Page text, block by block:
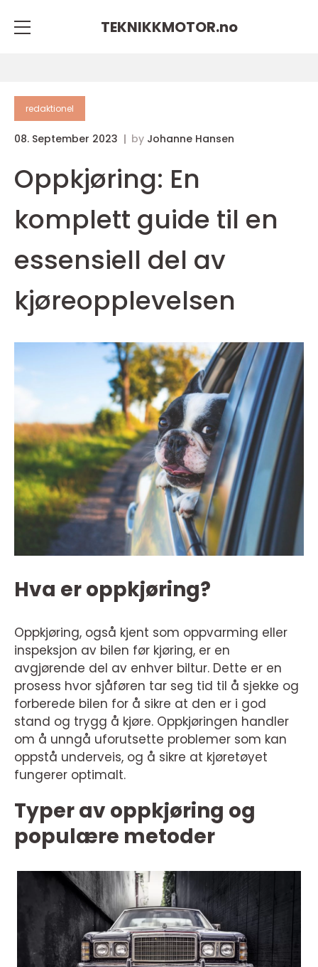
TEKNIKKMOTOR.no
redaktionel
08. September 2023 by Johanne Hansen
Oppkjøring: En
komplett guide til en
essensiell del av
kjøreopplevelsen
Hva er oppkjøring?
Oppkjøring, også kjent som oppvarming eller
inspeksjon av bilen før kjøring, er en
avgjørende del av enhver biltur. Dette er en
prosess hvor sjåføren tar seg tid til å sjekke og
forberede bilen for å sikre at den er i god
stand og trygg å kjøre. Oppkjøringen handler
om å unngå uforutsette problemer som kan
oppstå underveis, og å sikre at kjøretøyet
fungerer optimalt.
Typer av oppkjøring og
populære metoder